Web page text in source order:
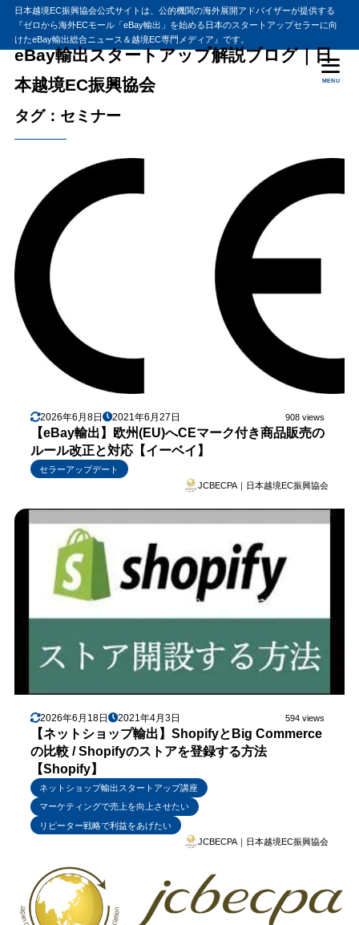
日本越境EC振興協会公式サイトは、公的機関の海外展開アドバイザーが提供する
『ゼロから海外ECモール「eBay輸出」を始める日本のスタートアップセラーに向
けたeBay輸出総合ニュース＆越境EC専門メディア』です。
eBay輸出スタートアップ解説ブログ｜日
本越境EC振興協会
MENU
タグ：セミナー
2026年6月8日 2021年6月27日 908 views
【eBay輸出】欧州(EU)へCEマーク付き商品販売の
ルール改正と対応【イーベイ】
セラーアップデート
JCBECPA｜日本越境EC振興協会
2026年6月18日 2021年4月3日 594 views
【ネットショップ輸出】ShopifyとBig Commerce
の比較 / Shopifyのストアを登録する方法
【Shopify】
ネットショップ輸出スタートアップ講座
マーケティングで売上を向上させたい
リピーター戦略で利益をあげたい
JCBECPA｜日本越境EC振興協会